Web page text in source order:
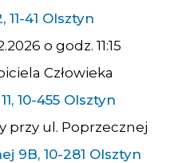
41 Olsztyn
o godz. 11:15
Człowieka
10-455 Olsztyn
przy ul. Poprzecznej
9B, 10-281 Olsztyn